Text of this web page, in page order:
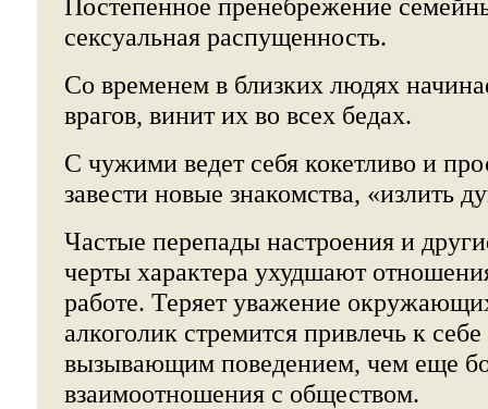
сексуальная распущенность.
Со временем в близких людях
врагов, винит их во всех бедах.
С чужими ведет себя кокетливо и
завести новые знакомства, «излить
Частые перепады настроения и
черты характера ухудшают
работе. Теряет уважение
алкоголик стремится привлечь к
вызывающим поведением, чем еще
взаимоотношения с обществом.